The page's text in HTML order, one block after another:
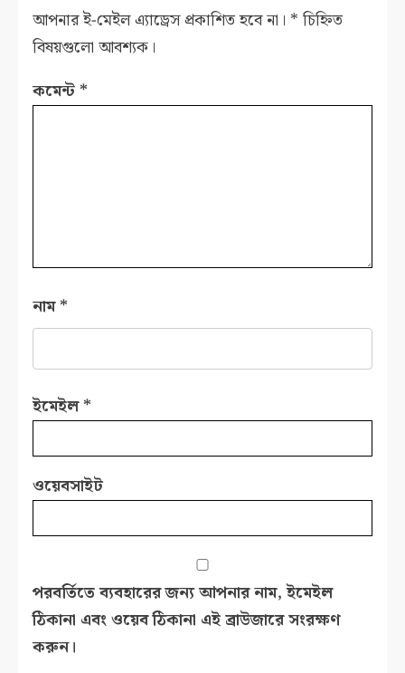
আপনার ই-মেইল এ্যাড্রেস প্রকাশিত হবে না। * চিহ্নিত
বিষয়গুলো আবশ্যক।
কমেন্ট *
নাম*
ইমেইল*
ওয়েবসাইট
পরবর্তিতে ব্যবহারের জন্য আপনার নাম, ইমেইল
ঠিকানা এবং ওয়েব ঠিকানা এই ব্রাউজারে সংরক্ষণ
করুন।